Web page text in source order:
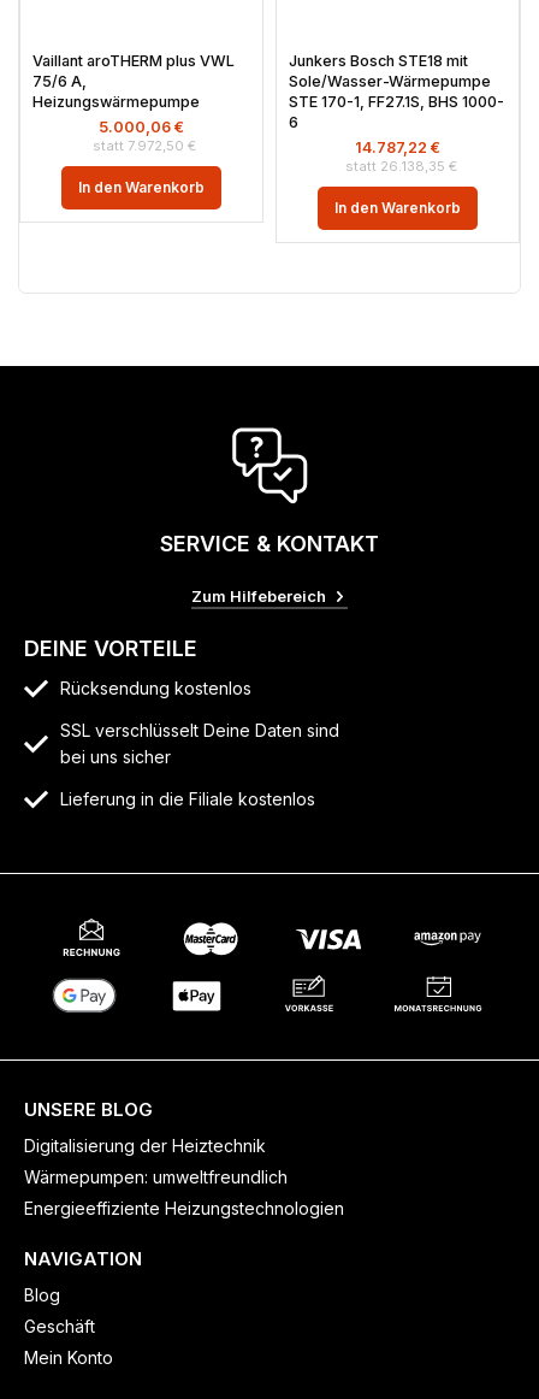
Vaillant aroTHERM plus VWL
75/6 A,
Heizungswärmepumpe
7.972,50 €
5.000,06 €
In den Warenkorb
Junkers Bosch STE18 mit
Sole/Wasser-Wärmepumpe
STE 170-1, FF27.1S, BHS 1000-
6
26.138,35 €
14.787,22 €
In den Warenkorb
SERVICE & KONTAKT
Zum Hilfebereich
DEINE VORTEILE
Rücksendung kostenlos
SSL verschlüsselt Deine Daten sind
bei uns sicher
Lieferung in die Filiale kostenlos
UNSERE BLOG
Digitalisierung der Heiztechnik
Wärmepumpen: umweltfreundlich
Energieeffiziente Heizungstechnologien
NAVIGATION
Blog
Geschäft
Mein Konto